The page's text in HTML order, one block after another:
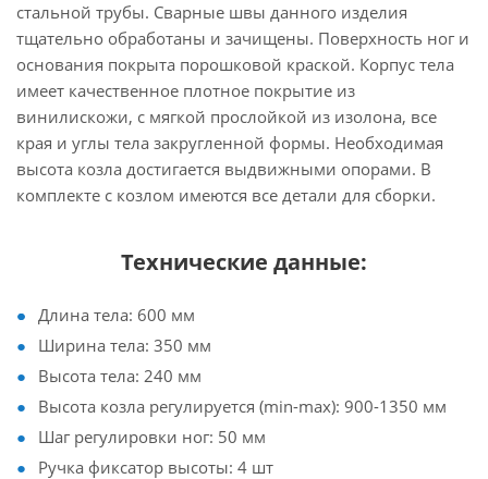
стальной трубы. Сварные швы данного изделия
тщательно обработаны и зачищены. Поверхность ног и
основания покрыта порошковой краской. Корпус тела
имеет качественное плотное покрытие из
винилискожи, с мягкой прослойкой из изолона, все
края и углы тела закругленной формы. Необходимая
высота козла достигается выдвижными опорами. В
комплекте с козлом имеются все детали для сборки.
Технические данные:
Длина тела: 600 мм
Ширина тела: 350 мм
Высота тела: 240 мм
Высота козла регулируется (min-max): 900-1350 мм
Шаг регулировки ног: 50 мм
Ручка фиксатор высоты: 4 шт